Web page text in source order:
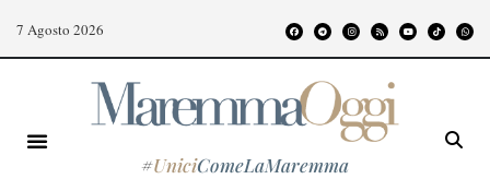
7 Agosto 2026
#UniciComeLaMaremma